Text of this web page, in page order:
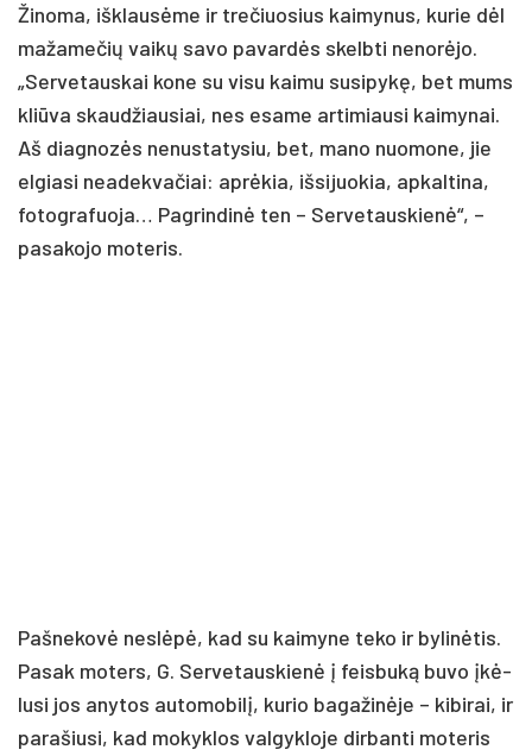
Ži­no­ma, iš­klau­sė­me ir tre­čiuo­sius kai­my­nus, ku­rie dėl
ma­ža­me­čių vai­kų sa­vo pa­var­dės skelb­ti ne­no­rė­jo.
„Ser­ve­taus­kai ko­ne su vi­su kai­mu su­si­py­kę, bet mums
kliū­va skau­džiau­siai, nes esa­me ar­ti­miau­si kai­my­nai.
Aš diag­no­zės ne­nus­ta­ty­siu, bet, ma­no nuo­mo­ne, jie
el­gia­si nea­dek­va­čiai: ap­rė­kia, iš­si­juo­kia, ap­kal­ti­na,
fo­tog­ra­fuo­ja… Pag­rin­di­nė ten – Ser­ve­taus­kie­nė“, –
pa­sa­ko­jo mo­te­ris.
Paš­ne­ko­vė ne­slė­pė, kad su kai­my­ne te­ko ir by­li­nė­tis.
Pa­sak mo­ters, G. Ser­ve­taus­kie­nė į feis­bu­ką bu­vo įkė­
lu­si jos any­tos au­to­mo­bi­lį, ku­rio ba­ga­ži­nė­je – ki­bi­rai, ir
pa­ra­šiu­si, kad mo­kyk­los val­gyk­lo­je dir­ban­ti mo­te­ris